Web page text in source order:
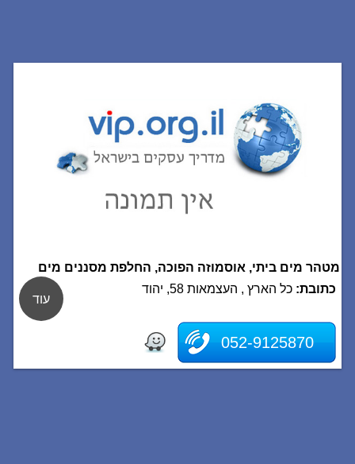
מטהר מים ביתי, אוסמוזה הפוכה, החלפת מסננים מים
כתובת: כל הארץ , העצמאות 58, יהוד
052-9125870
עוד